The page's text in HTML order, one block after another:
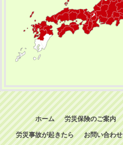
ホーム 労災保険のご案内
労災事故が起きたら お問い合わせ